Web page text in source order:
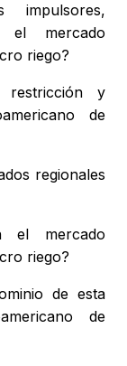
impulsores,
el mercado
riego?
restricción y
de
regionales
el mercado
riego?
de esta
de